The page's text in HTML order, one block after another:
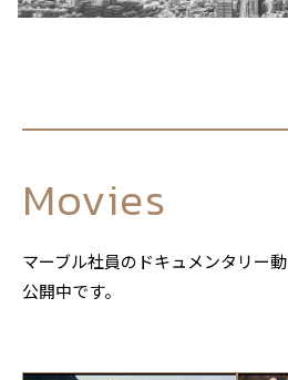
Movies
マーブル社員のドキュメンタリー
公開中です。